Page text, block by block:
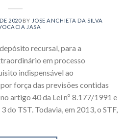
LENDO→
2020BY JOSE ANCHIETA DA SILVA
JASA
recursal, para a
em processo
indispensável ao
força das previsões contidas
artigo 40 da Lei nº 8.177/1991 e
do TST. Todavia, em 2013, o STF,